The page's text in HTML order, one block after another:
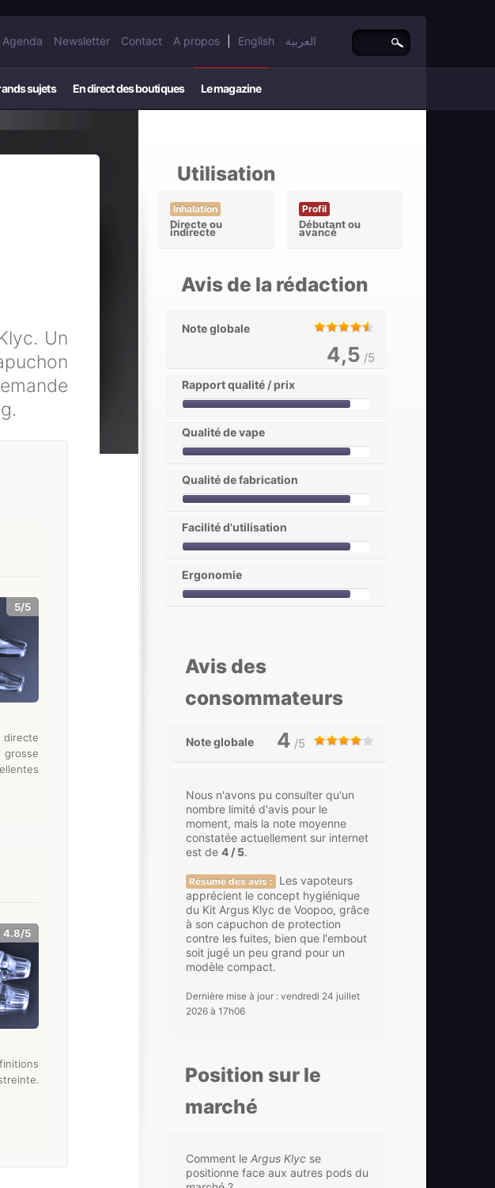
Agenda Newsletter Contact A propos English العربية
sujets En direct des boutiques Le magazine
Un
5/5
4.8/5
Utilisation
Inhalation
Directe ou
indirecte
Profil
Débutant ou
avancé
Avis de la rédaction
Note globale
4,5 /5
Rapport qualité / prix
Qualité de vape
Qualité de fabrication
Facilité d'utilisation
Ergonomie
Avis des
consommateurs
Note globale 4 /5
Nous n'avons pu consulter qu'un
nombre limité d'avis pour le
moment, mais la note moyenne
constatée actuellement sur internet
est de4 / 5.
Résumé des avis :
Les vapoteurs
apprécient le concept hygiénique
du Kit Argus Klyc de Voopoo, grâce
à son capuchon de protection
contre les fuites, bien que l'embout
soit jugé un peu grand pour un
modèle compact.
Dernière mise à jour : vendredi 24 juillet
2026 à 17h06
Position sur le
marché
Comment leArgus Klyc se
positionne face aux autres pods du